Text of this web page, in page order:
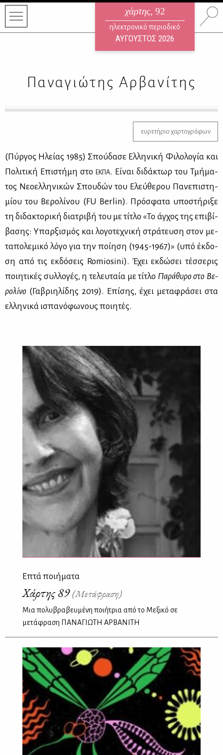
χάρτης, 92
ηλεκτρονικό περιοδικό
ΑΥΓΟΥΣΤΟΣ 2026
Παναγιώτης Αρβανίτης
ευρετήριο χαρτογράφων
(Πύρ­γος Ηλεί­ας 1985) Σπού­δα­σε Ελ­λη­νι­κή Φι­λο­λο­γία και
Πο­λι­τι­κή Επι­στή­μη στοΕΚ­ΠΑ. Εί­ναι δι­δά­κτωρ του Τμή­μα­
τος Νε­ο­ελ­λη­νι­κών Σπου­δών του Ελεύ­θε­ρου Πα­νε­πι­στη­
μί­ου του Βε­ρο­λί­νου (FU Berlin). Πρό­σφα­τα υπο­στή­ρι­ξε
τη δι­δα­κτο­ρι­κή δια­τρι­βή του με τί­τλο «Το άγ­χος της επι­βί­
βα­σης: Υπαρ­ξι­σμός και λο­γο­τε­χνι­κή στρά­τευ­ση στον με­
τα­πο­λε­μι­κό λό­γο για την ποί­η­ση (1945-1967)» (υπό έκ­δο­
ση από τις εκ­δό­σεις Romiosini). Έχει εκ­δώ­σει τέσ­σε­ρις
ποι­η­τι­κές συλ­λο­γές, η τε­λευ­ταία με τί­τλο Πα­ρά­θυ­ρο στο Βε­
ρο­λί­νο (Γα­βρι­η­λί­δης 2019). Επί­σης, έχει με­τα­φρά­σει στα
ελ­λη­νι­κά ισπα­νό­φω­νους ποι­η­τές.
Επτά ποιήματα
Χάρτης 89(Μετάφραση)
Μια πολυβραβευμένη ποιήτρια από το Μεξικό σε
μετάφραση ΠΑΝΑΓΙΩΤΗ ΑΡΒΑΝΙΤΗ